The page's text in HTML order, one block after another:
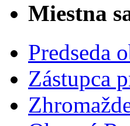
Miestna
Predseda
Zástupca